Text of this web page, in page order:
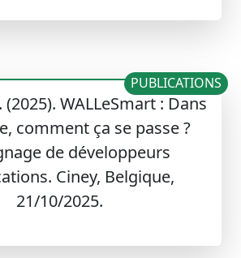
(2025). WALLeSmart : Dans
comment ça se passe ?
de développeurs
Ciney, Belgique,
21/10/2025.
PUBLICATIONS